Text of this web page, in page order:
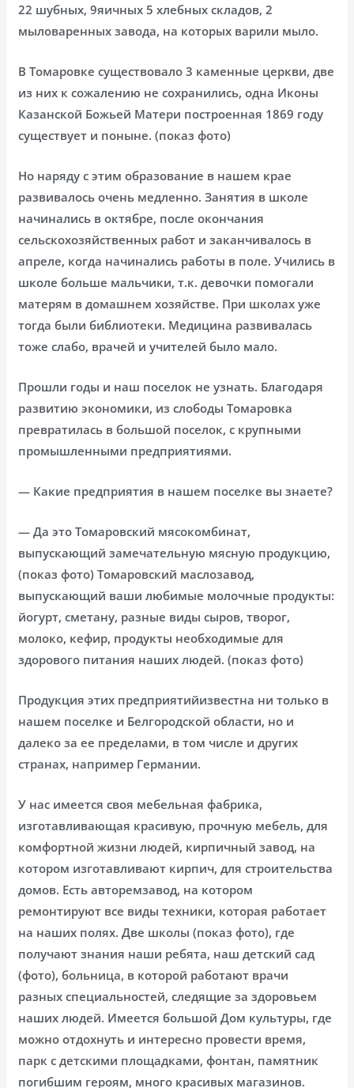
22 шубных, 9яичных 5 хлебных складов, 2
мыловаренных завода, на которых варили мыло.
В Томаровке существовало 3 каменные церкви, две
из них к сожалению не сохранились, одна Иконы
Казанской Божьей Матери построенная 1869 году
существует и поныне. (показ фото)
Но наряду с этим образование в нашем крае
развивалось очень медленно. Занятия в школе
начинались в октябре, после окончания
сельскохозяйственных работ и заканчивалось в
апреле, когда начинались работы в поле. Учились в
школе больше мальчики, т.к. девочки помогали
матерям в домашнем хозяйстве. При школах уже
тогда были библиотеки. Медицина развивалась
тоже слабо, врачей и учителей было мало.
Прошли годы и наш поселок не узнать. Благодаря
развитию экономики, из слободы Томаровка
превратилась в большой поселок, с крупными
промышленными предприятиями.
— Какие предприятия в нашем поселке вы знаете?
— Да это Томаровский мясокомбинат,
выпускающий замечательную мясную продукцию,
(показ фото) Томаровский маслозавод,
выпускающий ваши любимые молочные продукты:
йогурт, сметану, разные виды сыров, творог,
молоко, кефир, продукты необходимые для
здорового питания наших людей. (показ фото)
Продукция этих предприятийизвестна ни только в
нашем поселке и Белгородской области, но и
далеко за ее пределами, в том числе и других
странах, например Германии.
У нас имеется своя мебельная фабрика,
изготавливающая красивую, прочную мебель, для
комфортной жизни людей, кирпичный завод, на
котором изготавливают кирпич, для строительства
домов. Есть авторемзавод, на котором
ремонтируют все виды техники, которая работает
на наших полях. Две школы (показ фото), где
получают знания наши ребята, наш детский сад
(фото), больница, в которой работают врачи
разных специальностей, следящие за здоровьем
наших людей. Имеется большой Дом культуры, где
можно отдохнуть и интересно провести время,
парк с детскими площадками, фонтан, памятник
погибшим героям, много красивых магазинов.